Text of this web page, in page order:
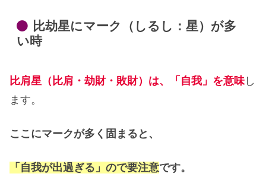
比劫星にマーク（しるし：星）が多
い時
比肩星（比肩・劫財・敗財）は、「自我」を意味 し
ます。
ここにマークが多く固まると、
「自我が出過ぎる」ので要注意です。